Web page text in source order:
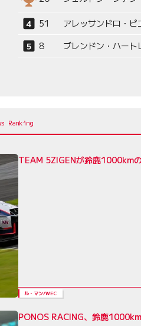
51 アレッサンドロ・ピ
8
ブレンドン・ハー
TEAM 5ZIGENが鈴鹿1000km
ル・マン/WEC
PONOS RACING、鈴鹿